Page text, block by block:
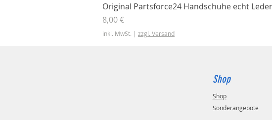
Original Partsforce24 Handschuhe echt Leder
Preis
8,00 €
inkl. MwSt. | zzgl. Versand
Shop
Shop
Sonderangebote